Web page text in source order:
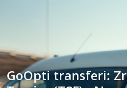
GoOpti transferi: